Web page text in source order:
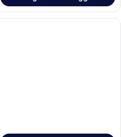
Suite | Ruang keluarga | TV layar datar